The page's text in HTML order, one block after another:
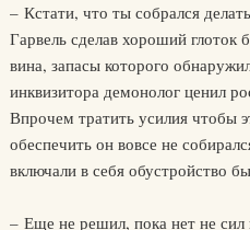
– Кстати, что ты собрался
Гарвель сделав хороший глоток
вина, запасы которого
инквизитора демонолог ценил
Впрочем тратить усилия чтобы
обеспечить он вовсе не
включали в себя обустройство
– Еще не решил, пока нет не сил